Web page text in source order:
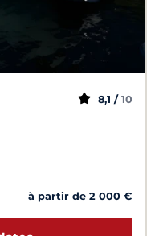
8,1 / 10
à partir de 2 000 €